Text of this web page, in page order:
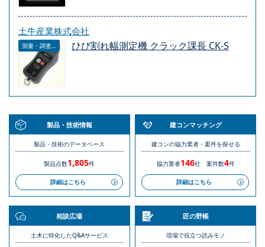
土牛産業株式会社
測量・調査・サービス ひび割れ幅測定機 クラック課長 CK-S
製品・技術情報
製品・技術のデータベース
製品点数1,805件
詳細はこちら
建コンマッチング
建コンの協力業者・案件を探せる
協力業者146社 案件数4件
詳細はこちら
相談広場
土木に特化したQ&Aサービス
匠の野帳
現場で役立つ読みモノ